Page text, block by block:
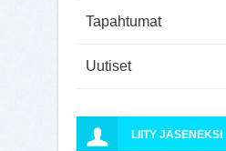
Tapahtumat
Uutiset
LIITY JÄSENEKSI